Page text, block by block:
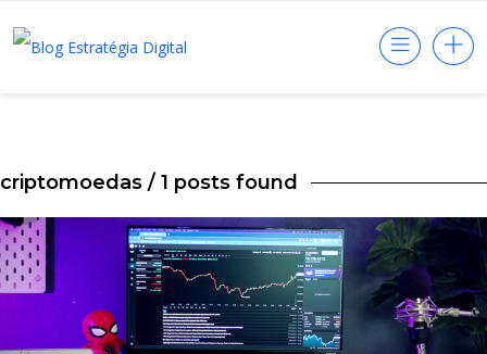
criptomoedas / 1 posts found